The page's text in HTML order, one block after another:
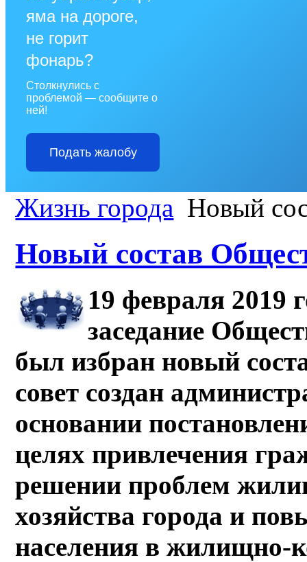
яма на дороге,
не горит
фонарь?
Столкнулись с
проблемой — сообщите о
ней!
Подать жалобу
Жизнь города Новый
Новый состав
19 февраля 2019
заседание
был избран новый
совет создан
основании
целях привлечения
решении проблем
хозяйства города и
населения в жилищно-